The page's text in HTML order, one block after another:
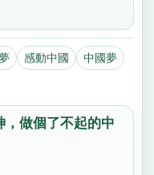
感動中國
中國夢
，做個了不起的中